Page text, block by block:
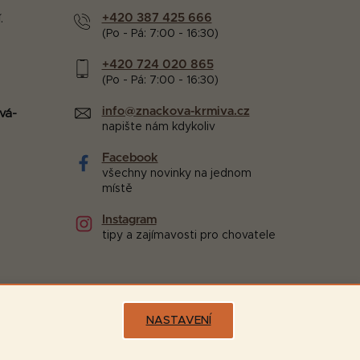
NASTAVENÍ
+420 387 425 666
(Po - Pá: 7:00 - 16:30)
+420 724 020 865
(Po - Pá: 7:00 - 16:30)
info@znackova-krmiva.cz
napište nám kdykoliv
Facebook
všechny novinky na jednom
místě
Instagram
tipy a zajímavosti pro chovatele